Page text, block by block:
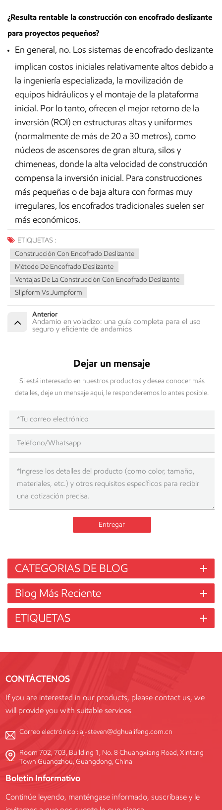
¿Resulta rentable la construcción con encofrado deslizante
para proyectos pequeños?
En general, no. Los sistemas de encofrado deslizante
implican costos iniciales relativamente altos debido a
la ingeniería especializada, la movilización de
equipos hidráulicos y el montaje de la plataforma
inicial. Por lo tanto, ofrecen el mejor retorno de la
inversión (ROI) en estructuras altas y uniformes
(normalmente de más de 20 a 30 metros), como
núcleos de ascensores de gran altura, silos y
chimeneas, donde la alta velocidad de construcción
compensa la inversión inicial. Para construcciones
más pequeñas o de baja altura con formas muy
irregulares, los encofrados tradicionales suelen ser
más económicos.
ETIQUETAS :
Construcción Con Encofrado Deslizante
Método De Encofrado Deslizante
Ventajas De La Construcción Con Encofrado Deslizante
Slipform Vs Jumpform
Anterior
Andamio en voladizo: una guía completa para el uso
seguro y eficiente de andamios
Dejar un mensaje
Si está interesado en nuestros productos y desea conocer más
detalles, deje un mensaje aquí, le responderemos lo antes posible.
Entregar
CATEGORIAS DE BLOG
Blog Más Reciente
ETIQUETAS
CONTÁCTENOS
If you are interested in our products, please contact us, we
will provide you with suitable services
Correo electrónico :aj-steven@dghualifeng.com.cn
Room 702, 703, Building 1, No. 8 Chuangxiang Road, Xintang
Town Guangzhou, Guangdong, China
Boletin Informativo
Continúe leyendo, manténgase informado, suscríbase y le